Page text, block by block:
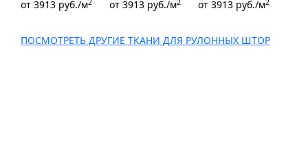
от 3913 руб./м2 от 3913 руб./м2 от 3913 руб./м2
ПОСМОТРЕТЬ ДРУГИЕ ТКАНИ ДЛЯ РУЛОННЫХ ШТОР